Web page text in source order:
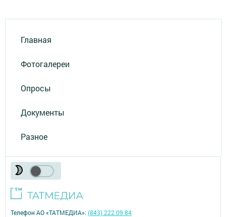
Главная
Фотогалереи
Опросы
Документы
Разное
Телефон АО «ТАТМЕДИА»:(843) 222 09 84